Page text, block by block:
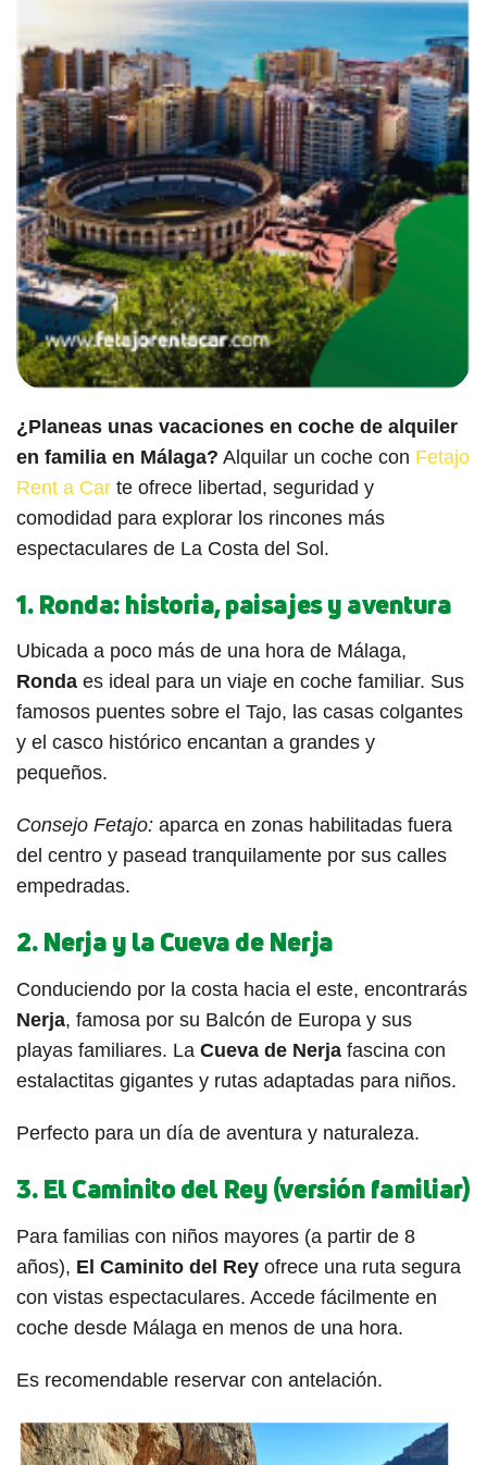
¿Planeas unas vacaciones en coche de alquiler
en familia en Málaga? Alquilar un coche con Fetajo
Rent a Car te ofrece libertad, seguridad y
comodidad para explorar los rincones más
espectaculares de La Costa del Sol.
1. Ronda: historia, paisajes y aventura
Ubicada a poco más de una hora de Málaga,
Ronda es ideal para un viaje en coche familiar. Sus
famosos puentes sobre el Tajo, las casas colgantes
y el casco histórico encantan a grandes y
pequeños.
Consejo Fetajo: aparca en zonas habilitadas fuera
del centro y pasead tranquilamente por sus calles
empedradas.
2. Nerja y la Cueva de Nerja
Conduciendo por la costa hacia el este, encontrarás
Nerja, famosa por su Balcón de Europa y sus
playas familiares. La Cueva de Nerja fascina con
estalactitas gigantes y rutas adaptadas para niños.
Perfecto para un día de aventura y naturaleza.
3. El Caminito del Rey (versión familiar)
Para familias con niños mayores (a partir de 8
años), El Caminito del Rey ofrece una ruta segura
con vistas espectaculares. Accede fácilmente en
coche desde Málaga en menos de una hora.
Es recomendable reservar con antelación.